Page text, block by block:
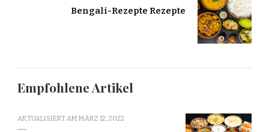
Bengali-Rezepte Rezepte
Empfohlene Artikel
AKTUALISIERT AM MÄRZ 12, 2022